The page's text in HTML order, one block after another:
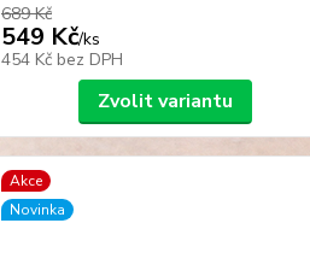
689 Kč
549 Kč/ks
454 Kč bez DPH
Zvolit variantu
Akce
Novinka